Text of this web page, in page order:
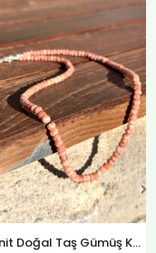
Sitrin Doğal Taş Özel Tasarım Gümüş Kolye
fiyat:
₺12.400,00.
andaki
fiyat:
₺12.000,00.